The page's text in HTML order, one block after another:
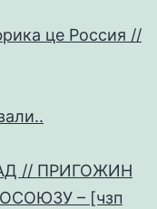
це Россия //
// ПРИГОЖИН
– [чзп